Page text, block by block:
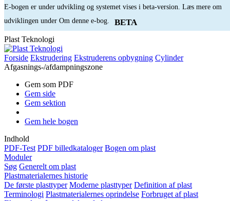
E-bogen er under udvikling og systemet vises i beta-version. Læs mere om
udviklingen under Om denne e-bog.
BETA
Plast Teknologi
Forside Ekstrudering Ekstruderens opbygning Cylinder
Afgasnings-/afdampningszone
Gem som PDF
Gem side
Gem sektion
Gem hele bogen
Indhold
PDF-Test PDF billedkataloger Bogen om plast
Moduler
Søg Generelt om plast
Plastmaterialernes historie
De første plasttyper Moderne plasttyper Definition af plast
Terminologi Plastmaterialernes oprindelse Forbruget af plast